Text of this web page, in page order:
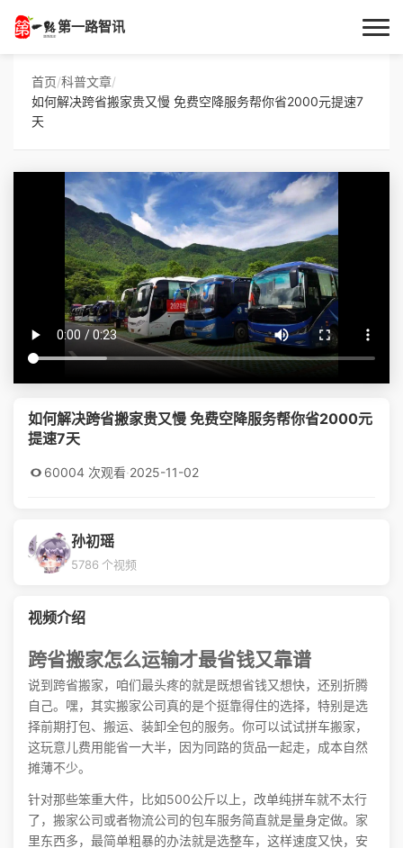
第一路智讯
首页
作者专栏
数码科技
实用技巧
热门话题
首页 /科普文章/
如何解决跨省搬家贵又慢 免费空降服务帮你省2000元提速7
天
如何解决跨省搬家贵又慢 免费空降服务帮你省2000元
提速7天
60004 次观看·2025-11-02
孙初瑶
5786 个视频
视频介绍
跨省搬家怎么运输才最省钱又靠谱
说到跨省搬家，咱们最头疼的就是既想省钱又想快，还别折腾
自己。嘿，其实搬家公司真的是个挺靠得住的选择，特别是选
择前期打包、搬运、装卸全包的服务。你可以试试拼车搬家，
这玩意儿费用能省一大半，因为同路的货品一起走，成本自然
摊薄不少。
针对那些笨重大件，比如500公斤以上，改单纯拼车就不太行
了，搬家公司或者物流公司的包车服务简直就是量身定做。家
里东西多，最简单粗暴的办法就是选整车，这样速度又快，安